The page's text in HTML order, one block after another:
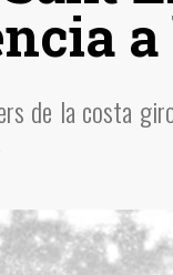
de la costa